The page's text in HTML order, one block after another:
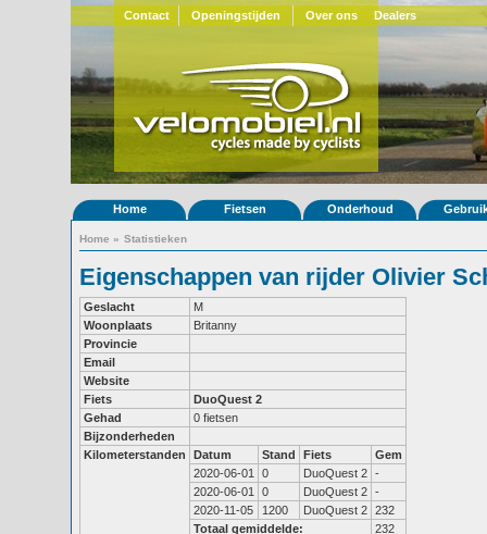
Contact Openingstijden Over ons Dealers
Home Fietsen Onderhoud
Home » Statistieken
Eigenschappen van rijder Olivier
Geslacht
M
Woonplaats
Britanny
Provincie
Email
Website
Fiets
DuoQuest 2
Gehad
0 fietsen
Bijzonderheden
Kilometerstanden
Datum Stand Fiets
Gem
2020-06-01
0 DuoQuest 2 -
2020-06-01
0 DuoQuest 2 -
2020-11-05
1200 DuoQuest 2 232
Totaal gemiddelde:
232